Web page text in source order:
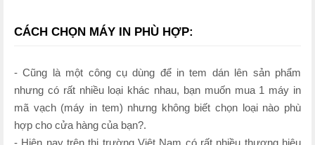
CÁCH CHỌN MÁY IN PHÙ HỢP:
- Cũng là một công cụ dùng để in tem dán lên sản phẩm
nhưng có rất nhiều loại khác nhau, bạn muốn mua 1 máy in
mã vạch (máy in tem) nhưng không biết chọn loại nào phù
hợp cho cửa hàng của bạn?.
- Hiện nay trên thị trường Việt Nam có rất nhiều thương hiệu